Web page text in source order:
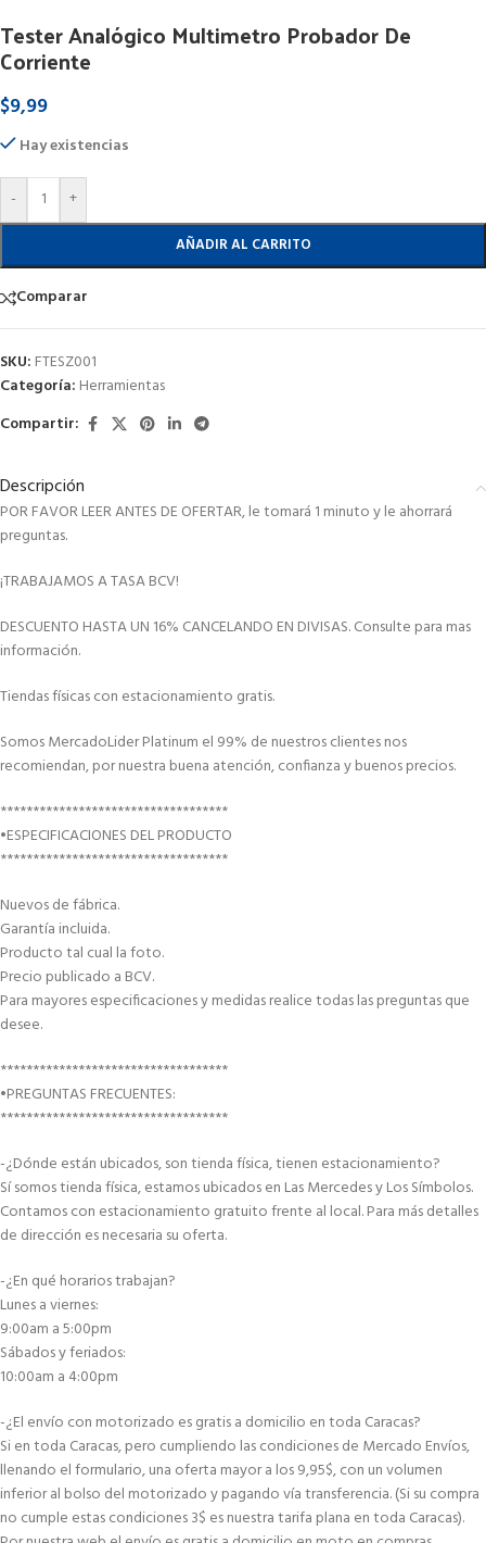
Tester Analógico Multimetro Probador De
Corriente
$9,99
Hay existencias
- +
AÑADIR AL CARRITO
Comparar
SKU: FTESZ001
Categoría: Herramientas
Compartir:
Descripción
POR FAVOR LEER ANTES DE OFERTAR, le tomará 1 minuto y le ahorrará
preguntas.
¡TRABAJAMOS A TASA BCV!
DESCUENTO HASTA UN 16% CANCELANDO EN DIVISAS. Consulte para mas
información.
Tiendas físicas con estacionamiento gratis.
Somos MercadoLider Platinum el 99% de nuestros clientes nos
recomiendan, por nuestra buena atención, confianza y buenos precios.
***********************************
•ESPECIFICACIONES DEL PRODUCTO
***********************************
Nuevos de fábrica.
Garantía incluida.
Producto tal cual la foto.
Precio publicado a BCV.
Para mayores especificaciones y medidas realice todas las preguntas que
desee.
***********************************
•PREGUNTAS FRECUENTES:
***********************************
-¿Dónde están ubicados, son tienda física, tienen estacionamiento?
Sí somos tienda física, estamos ubicados en Las Mercedes y Los Símbolos.
Contamos con estacionamiento gratuito frente al local. Para más detalles
de dirección es necesaria su oferta.
-¿En qué horarios trabajan?
Lunes a viernes:
9:00am a 5:00pm
Sábados y feriados:
10:00am a 4:00pm
-¿El envío con motorizado es gratis a domicilio en toda Caracas?
Si en toda Caracas, pero cumpliendo las condiciones de Mercado Envíos,
llenando el formulario, una oferta mayor a los 9,95$, con un volumen
inferior al bolso del motorizado y pagando vía transferencia. (Si su compra
no cumple estas condiciones 3$ es nuestra tarifa plana en toda Caracas).